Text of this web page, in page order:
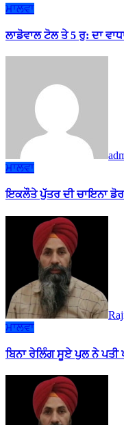
ਮਾਲਵਾ
ਲਾਡੋਵਾਲ ਟੋਲ ਤੇ 5 ਰੁ: ਦਾ
ਮਾਲਵਾ
ਇਕਲੌਤੇ ਪੁੱਤਰ ਦੀ ਚਾਇਨਾ
ਮਾਲਵਾ
ਬਿਨਾ ਰੇਲਿੰਗ ਸੂਏ ਪੁਲ ਨੇ ਪਤੀ